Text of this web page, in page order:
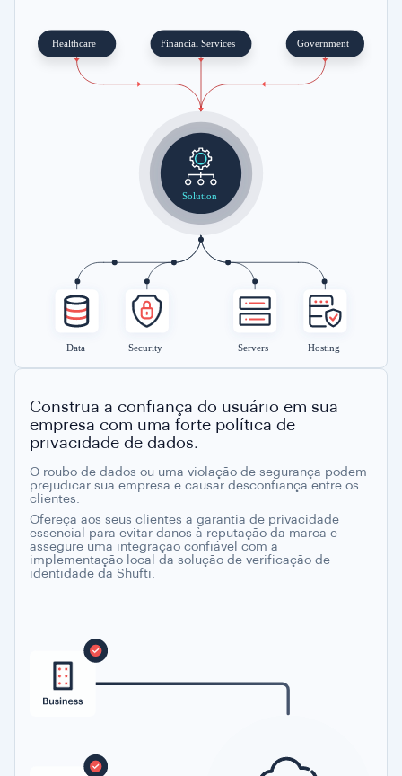
Construa a confiança do usuário em sua
empresa com uma forte política de
privacidade de dados.
O roubo de dados ou uma violação de segurança podem
prejudicar sua empresa e causar desconfiança entre os
clientes.
Ofereça aos seus clientes a garantia de privacidade
essencial para evitar danos à reputação da marca e
assegure uma integração confiável com a
implementação local da solução de verificação de
identidade da Shufti.